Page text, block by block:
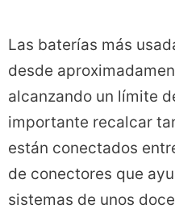
Las baterías más
desde
alcanzando un límite
importante recalcar
están conectados
de conectores que
sistemas de unos